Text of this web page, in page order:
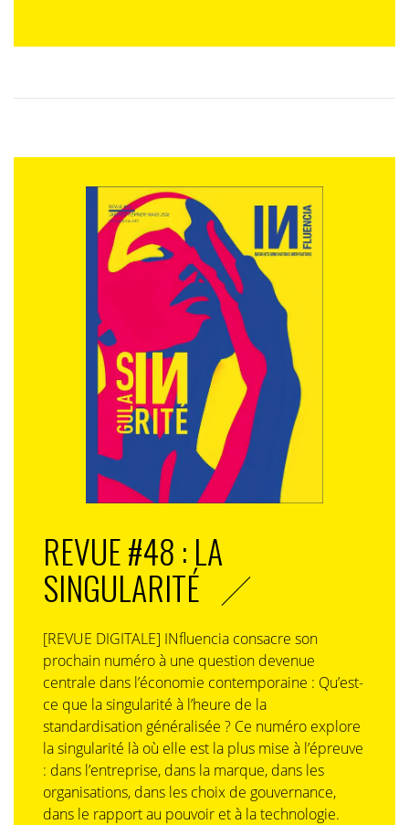
REVUE #48 : LA
SINGULARITÉ
[REVUE DIGITALE] INfluencia consacre son
prochain numéro à une question devenue
centrale dans l’économie contemporaine : Qu’est-
ce que la singularité à l’heure de la
standardisation généralisée ? Ce numéro explore
la singularité là où elle est la plus mise à l’épreuve
: dans l’entreprise, dans la marque, dans les
organisations, dans les choix de gouvernance,
dans le rapport au pouvoir et à la technologie.